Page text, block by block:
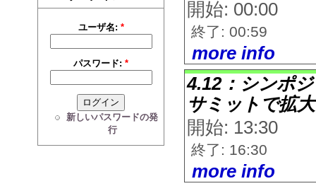
ユーザ名: *
パスワード:*
新しいパスワードの発
行
開始: 00:00
終了: 00:59
more info
4.12：シンポ
サミットで拡
開始: 13:30
終了: 16:30
more info